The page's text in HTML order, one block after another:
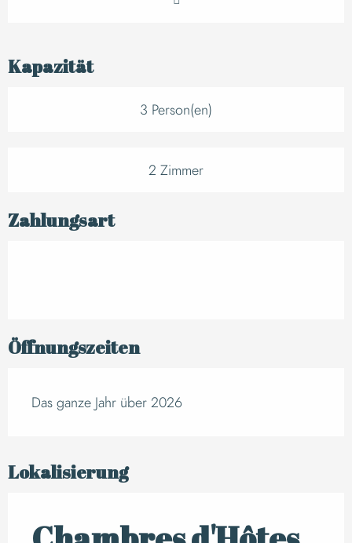
Kapazität
3 Person(en)
2 Zimmer
Zahlungsart
Öffnungszeiten
Das ganze Jahr über 2026
Lokalisierung